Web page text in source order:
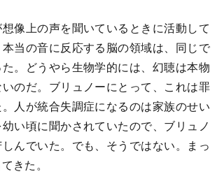
像上の声を聞いているときに活動して
当の音に反応する脳の領域は、同じで
。どうやら生物学的には、幻聴は本物
のだ。ブリュノーにとって、これは罪
人が統合失調症になるのは家族のせい
い頃に聞かされていたので、ブリュノ
んでいた。でも、そうではない。まっ
きた。